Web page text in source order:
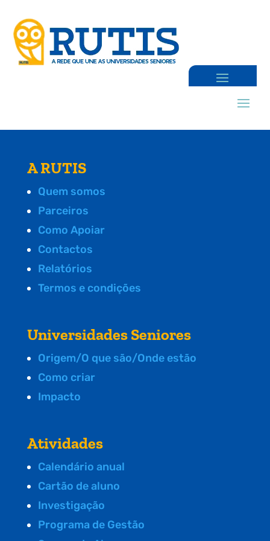
A RUTIS
Quem somos
Parceiros
Como Apoiar
Contactos
Relatórios
Termos e condições
Universidades Seniores
Origem/O que são/Onde estão
Como criar
Impacto
Atividades
Calendário anual
Cartão de aluno
Investigação
Programa de Gestão